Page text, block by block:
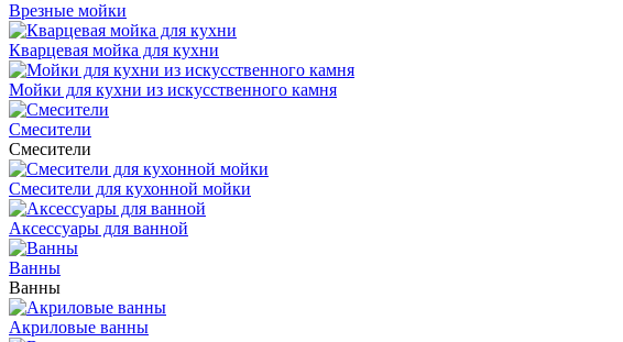
Врезные мойки
Кварцевая мойка для кухни
Мойки для кухни из искусственного камня
Смесители
Смесители
Смесители для кухонной мойки
Аксессуары для ванной
Ванны
Ванны
Акриловые ванны